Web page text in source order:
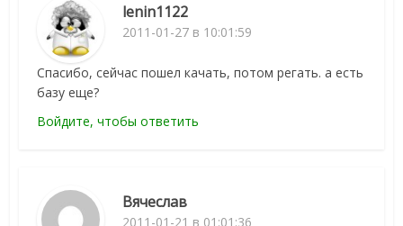
lenin1122
2011-01-27 в 10:01:59
Спасибо, сейчас пошел качать, потом регать. а есть
базу еще?
Войдите, чтобы ответить
Вячеслав
2011-01-21 в 01:01:36